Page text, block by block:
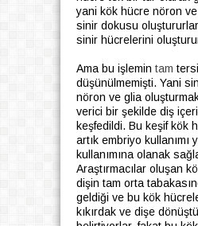
yani kök hücre nöron
sinir dokusu
sinir hücrelerini
Ama bu işlemin tam
düşünülmemişti. Yani
nöron ve glia
verici bir şekilde diş
keşfedildi. Bu keşif kök
artık embriyo kullanımı
kullanımına olanak
Araştırmacılar oluşan
dişin tam orta
geldiği ve bu kök
kıkırdak ve dişe